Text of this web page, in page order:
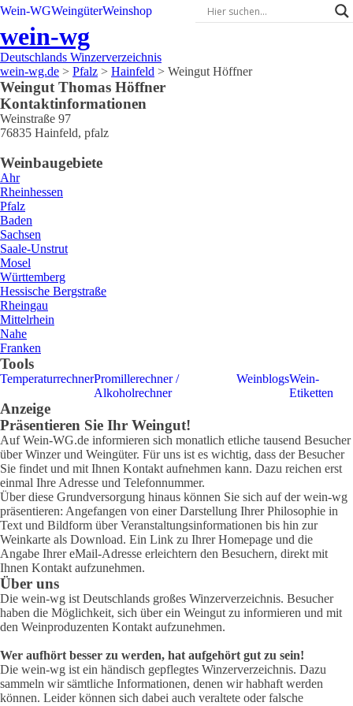
Wein-WGWeingüterWeinshop
wein-wg
Deutschlands Winzerverzeichnis
wein-wg.de > Pfalz > Hainfeld > Weingut Höffner
Weingut Thomas Höffner
Kontaktinformationen
Weinstraße 97
76835 Hainfeld, pfalz
Weinbaugebiete
Ahr
Rheinhessen
Pfalz
Baden
Sachsen
Saale-Unstrut
Mosel
Württemberg
Hessische Bergstraße
Rheingau
Mittelrhein
Nahe
Franken
Tools
TemperaturrechnerPromillerechner /
Alkoholrechner
WeinblogsWein-
Etiketten
Anzeige
Präsentieren Sie Ihr Weingut!
Auf Wein-WG.de informieren sich monatlich etliche tausend Besucher
über Winzer und Weingüter. Für uns ist es wichtig, dass der Besucher
Sie findet und mit Ihnen Kontakt aufnehmen kann. Dazu reichen erst
einmal Ihre Adresse und Telefonnummer.
Über diese Grundversorgung hinaus können Sie sich auf der wein-wg
präsentieren: Angefangen von einer Darstellung Ihrer Philosophie in
Text und Bildform über Veranstaltungsinformationen bis hin zur
Weinkarte als Download. Ein Link zu Ihrer Homepage und die
Angabe Ihrer eMail-Adresse erleichtern den Besuchern, direkt mit
Ihnen Kontakt aufzunehmen.
Über uns
Die wein-wg ist Deutschlands großes Winzerverzeichnis. Besucher
haben die Möglichkeit, sich über ein Weingut zu informieren und mit
den Weinproduzenten Kontakt aufzunehmen.
Wer aufhört besser zu werden, hat aufgehört gut zu sein!
Die wein-wg ist ein händisch gepflegtes Winzerverzeichnis. Dazu
sammeln wir sämtliche Informationen, denen wir habhaft werden
können. Leider können sich dabei auch veraltete oder falsche